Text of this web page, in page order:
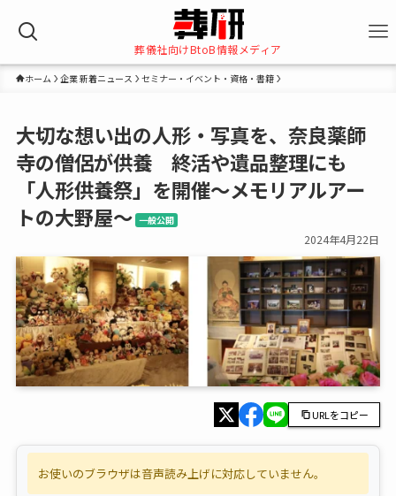
葬儀社向けBtoB情報メディア
ホーム 企業 新着ニュース セミナー・イベント・資格・書籍
大切な想い出の人形・写真を、奈良薬師
寺の僧侶が供養 終活や遺品整理にも
「人形供養祭」を開催～メモリアルアー
トの大野屋～ 一般公開
2024年4月22日
URLをコピー
お使いのブラウザは音声読み上げに対応していません。